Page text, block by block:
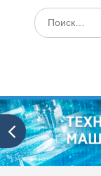
Искать: